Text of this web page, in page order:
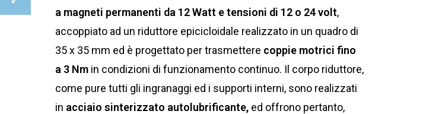
a magneti permanenti da 12 Watt e tensioni di 12 o 24 volt,
accoppiato ad un riduttore epicicloidale realizzato in un quadro di
35 x 35 mm ed è progettato per trasmettere coppie motrici fino
a 3 Nm in condizioni di funzionamento continuo. Il corpo riduttore,
come pure tutti gli ingranaggi ed i supporti interni, sono realizzati
in acciaio sinterizzato autolubrificante, ed offrono pertanto,